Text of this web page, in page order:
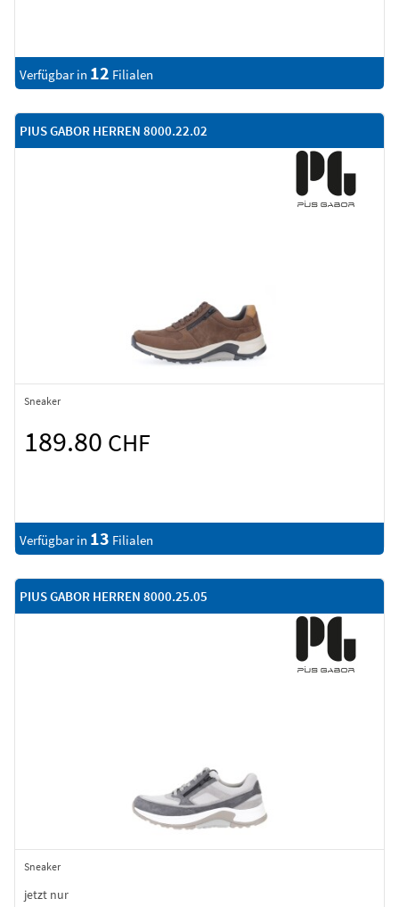
Verfügbar in 12 Filialen
PIUS GABOR HERREN 8000.22.02
Sneaker
189.80 CHF
Verfügbar in 13 Filialen
PIUS GABOR HERREN 8000.25.05
Sneaker
jetzt nur